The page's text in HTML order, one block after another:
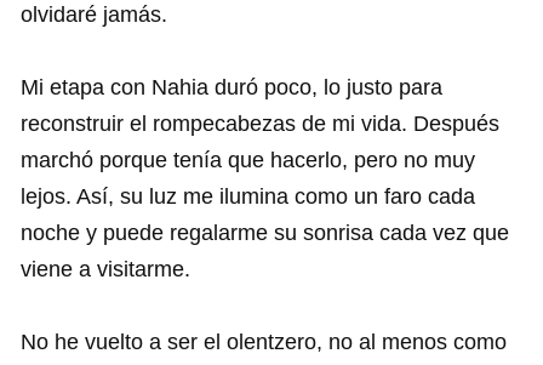
olvidaré jamás.
Mi etapa con Nahia duró poco, lo justo para
reconstruir el rompecabezas de mi vida. Después
marchó porque tenía que hacerlo, pero no muy
lejos. Así, su luz me ilumina como un faro cada
noche y puede regalarme su sonrisa cada vez que
viene a visitarme.
No he vuelto a ser el olentzero, no al menos como